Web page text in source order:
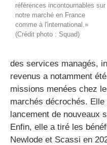
références incontournables sur
notre marché en France
comme à l'international.»
(Crédit photo : Squad)
des services managés,
revenus a notamment
missions menées chez
marchés décrochés.
lancement de nouveaux
Enfin, elle a tiré les
Newlode et Scassi en